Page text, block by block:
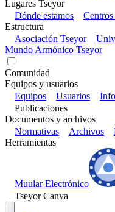
Lugares Tseyor
Dónde estamos
Estructura
Asociación Tseyor
Mundo Armónico Tseyor
Comunidad
Equipos y usuarios
Equipos
Usuarios
Publicaciones
Documentos y archivos
Normativas
Archivos
Herramientas
Muular Electrónico
Tseyor Canva